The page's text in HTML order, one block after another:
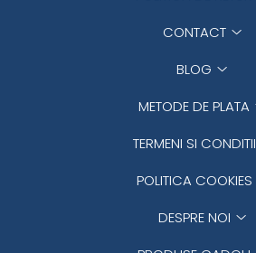
CONTACT
BLOG
METODE DE PLATA
TERMENI SI CONDITII
POLITICA COOKIES
DESPRE NOI